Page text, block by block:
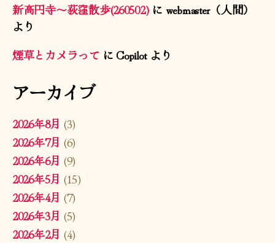
新高円寺〜荻窪散歩(260502)に webmaster（人間）
より
煙草とカメラってにCopilotより
アーカイブ
2026年8月 (3)
2026年7月 (6)
2026年6月 (9)
2026年5月 (15)
2026年4月 (7)
2026年3月 (5)
2026年2月 (4)